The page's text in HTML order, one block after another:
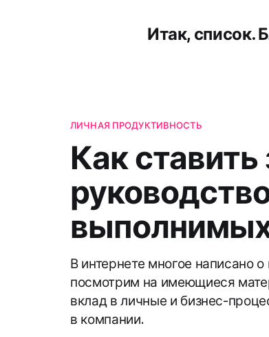
Итак, список.
ЛИЧНАЯ ПРОДУКТИВНОСТЬ
Как ставить
В интернете многое написано
посмотрим на имеющиеся
вклад в личные и бизнес-
в компании.